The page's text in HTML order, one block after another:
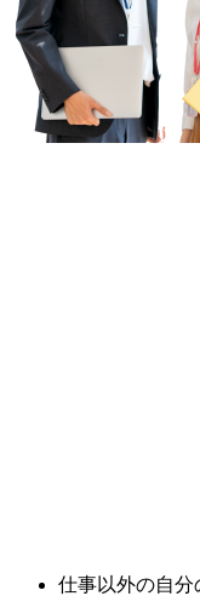
仕事以外の自分